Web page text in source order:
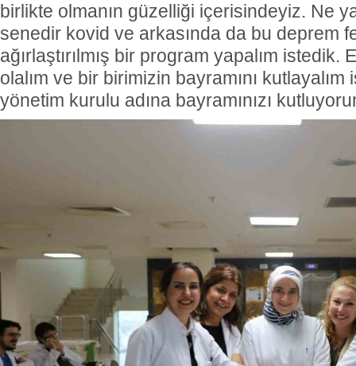
birlikte olmanın güzelliği içerisindeyiz. Ne
senedir kovid ve arkasında da bu deprem
ağırlaştırılmış bir program yapalım istedik.
olalım ve bir birimizin bayramını
yönetim kurulu adına bayramınızı